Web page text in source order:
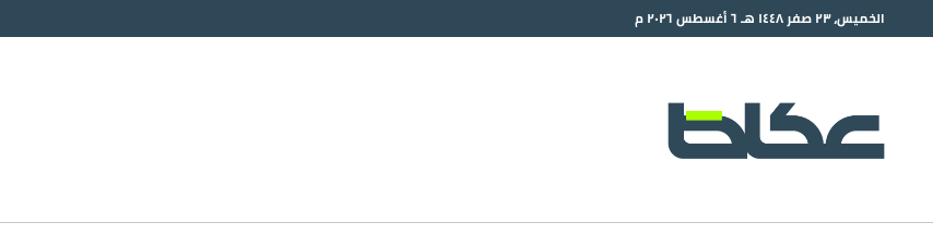
الخميس، ٢٣ صفر ١٤٤٨ هـ ٦ أغسطس ٢٠٢٦ م